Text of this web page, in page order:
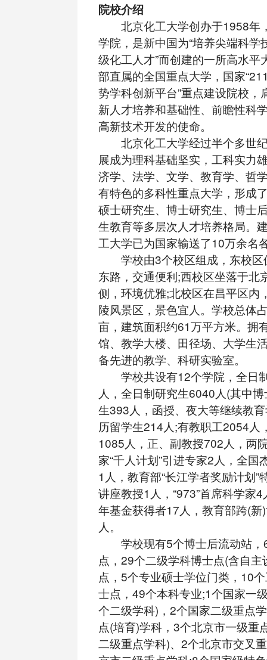
院校介绍
北京化工大学创办于1958年
学院，是新中国为“培养尖端科学
级化工人才”而创建的一所高水平
部直属的全国重点大学，国家“211
势学科创新平台”重点建设院校，
新人才培养和基础性、前瞻性科
高新技术开发的使命。
北京化工大学经过半个多世
展成为理科基础坚实，工科实力
济学、法学、文学、教育学、哲
有特色的多科性重点大学，形成
硕士研究生、博士研究生、博士
生教育等多层次人才培养格局。
工大学已为国家输送了10万余名
学校由3个校区组成，东校区
东路，交通便利;西校区坐落于北
侧，环境优雅;北校区在昌平区内
陵风景区，景色宜人。学校总体
亩，建筑面积约61万平方米。拥
馆、教学大楼、田径场、大学生
备先进的教学、科研实验室。
学校共设有12个学院，全日
人，全日制研究生6040人(其中
生393人，函授、夜大等继续教
历留学生214人;有教职工2054人
1085人，正、副教授702人，两
家“千人计划”引进专家2人，全国
1人，教育部“长江学者奖励计划”
讲座教授1人，“973”首席科学家
年基金获得者17人，教育部跨(
人。
学校现有5个博士后流动站，
点，29个二级学科博士点(含自
点，5个专业硕士学位门类，10
士点，49个本科专业;1个国家一
个二级学科)，2个国家二级重点
点(培育)学科，3个北京市一级重
二级重点学科)、2个北京市交叉